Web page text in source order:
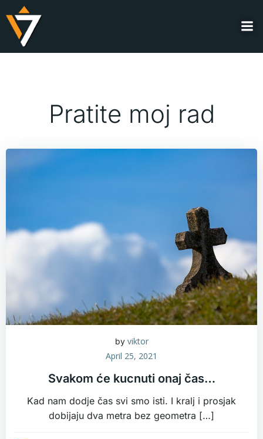
Pratite moj rad
by viktor
April 25, 2021
Svakom će kucnuti onaj čas…
Kad nam dodje čas svi smo isti. I kralj i prosjak
dobijaju dva metra bez geometra […]